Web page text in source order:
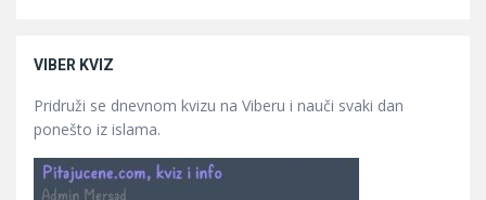
VIBER KVIZ
Pridruži se dnevnom kvizu na Viberu i nauči svaki dan
ponešto iz islama.